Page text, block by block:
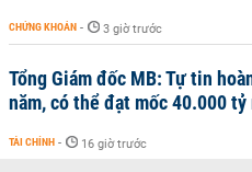
CHỨNG KHOÁN - 3 giờ trước
Tổng Giám đốc MB: Tự tin
năm, có thể đạt mốc 40.000
TÀI CHÍNH - 16 giờ trước